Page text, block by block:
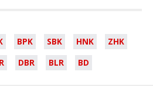
BPK SBK HNK
ZHK
DBR BLR BD